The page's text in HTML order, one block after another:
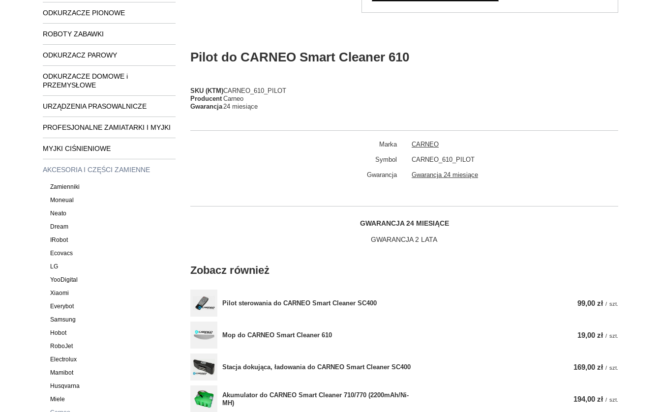
ODKURZACZE PIONOWE
ROBOTY ZABAWKI
ODKURZACZ PAROWY
ODKURZACZE DOMOWE i
PRZEMYSŁOWE
URZĄDZENIA PRASOWALNICZE
PROFESJONALNE ZAMIATARKI I MYJKI
MYJKI CIŚNIENIOWE
AKCESORIA I CZĘŚCI ZAMIENNE
Zamienniki
Moneual
Neato
Dream
IRobot
Ecovacs
LG
YooDigital
Xiaomi
Everybot
Samsung
Hobot
RoboJet
Electrolux
Mamibot
Husqvarna
Miele
Pilot do CARNEO Smart Cleaner 610
SKU (KTM)CARNEO_610_PILOT
Producent Carneo
Gwarancja24 miesiące
Marka CARNEO
Symbol CARNEO_610_PILOT
Gwarancja Gwarancja 24 miesiące
GWARANCJA 24 MIESIĄCE
GWARANCJA 2 LATA
Zobacz również
Pilot sterowania do CARNEO Smart Cleaner SC400 99,00 zł / szt.
Mop do CARNEO Smart Cleaner 610 19,00 zł / szt.
Stacja dokująca, ładowania do CARNEO Smart Cleaner SC400 169,00 zł / szt.
Akumulator do CARNEO Smart Cleaner 710/770 (2200mAh/Ni-
MH)
194,00 zł / szt.